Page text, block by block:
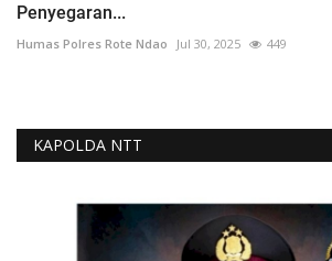
Penyegaran...
Humas Polres Rote Ndao Jul 30, 2025 449
KAPOLDA NTT